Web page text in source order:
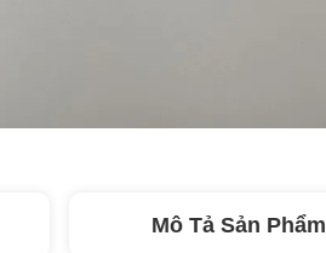
Mô Tả Sản Phẩm